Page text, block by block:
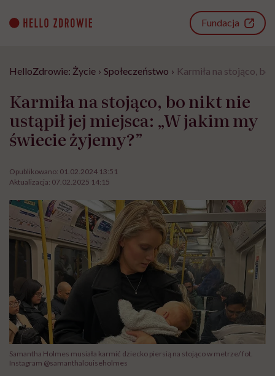
content
Fundacja
HelloZdrowie: Życie › Społeczeństwo › Karmiła na stojąco, bo
Karmiła na stojąco, bo nikt nie
ustąpił jej miejsca: „W jakim my
świecie żyjemy?”
Opublikowano: 01.02.2024 13:51
Aktualizacja: 07.02.2025 14:15
Samantha Holmes musiała karmić dziecko piersią na stojąco w metrze/ fot.
Instagram @samanthalouiseholmes